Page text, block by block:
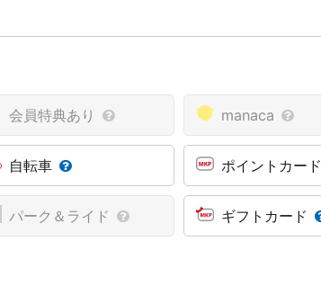
会員特典あり manaca
自転車 ポイントカード
パーク＆ライド ギフトカード